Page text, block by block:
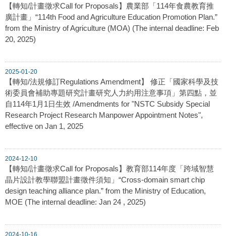
【轉知/計畫徵求Call for Proposals】農業部「114年食農教育推
廣計畫」“114th Food and Agriculture Education Promotion Plan.”
from the Ministry of Agriculture (MOA) (The internal deadline: Feb
20, 2025)
2025-01-20
【轉知/法規修訂Regulations Amendment】 修正「國家科學及技
術委員會補助專題研究計畫研究人力約用注意事項」第四點，並
自114年1月1日生效 /Amendments for "NSTC Subsidy Special
Research Project Research Manpower Appointment Notes",
effective on Jan 1, 2025
2024-12-10
【轉知/計畫徵求Call for Proposals】教育部114年度「跨域智慧
晶片設計教學聯盟計畫徵件須知」“Cross-domain smart chip
design teaching alliance plan.” from the Ministry of Education,
MOE (The internal deadline: Jan 24 , 2025)
2024-10-16